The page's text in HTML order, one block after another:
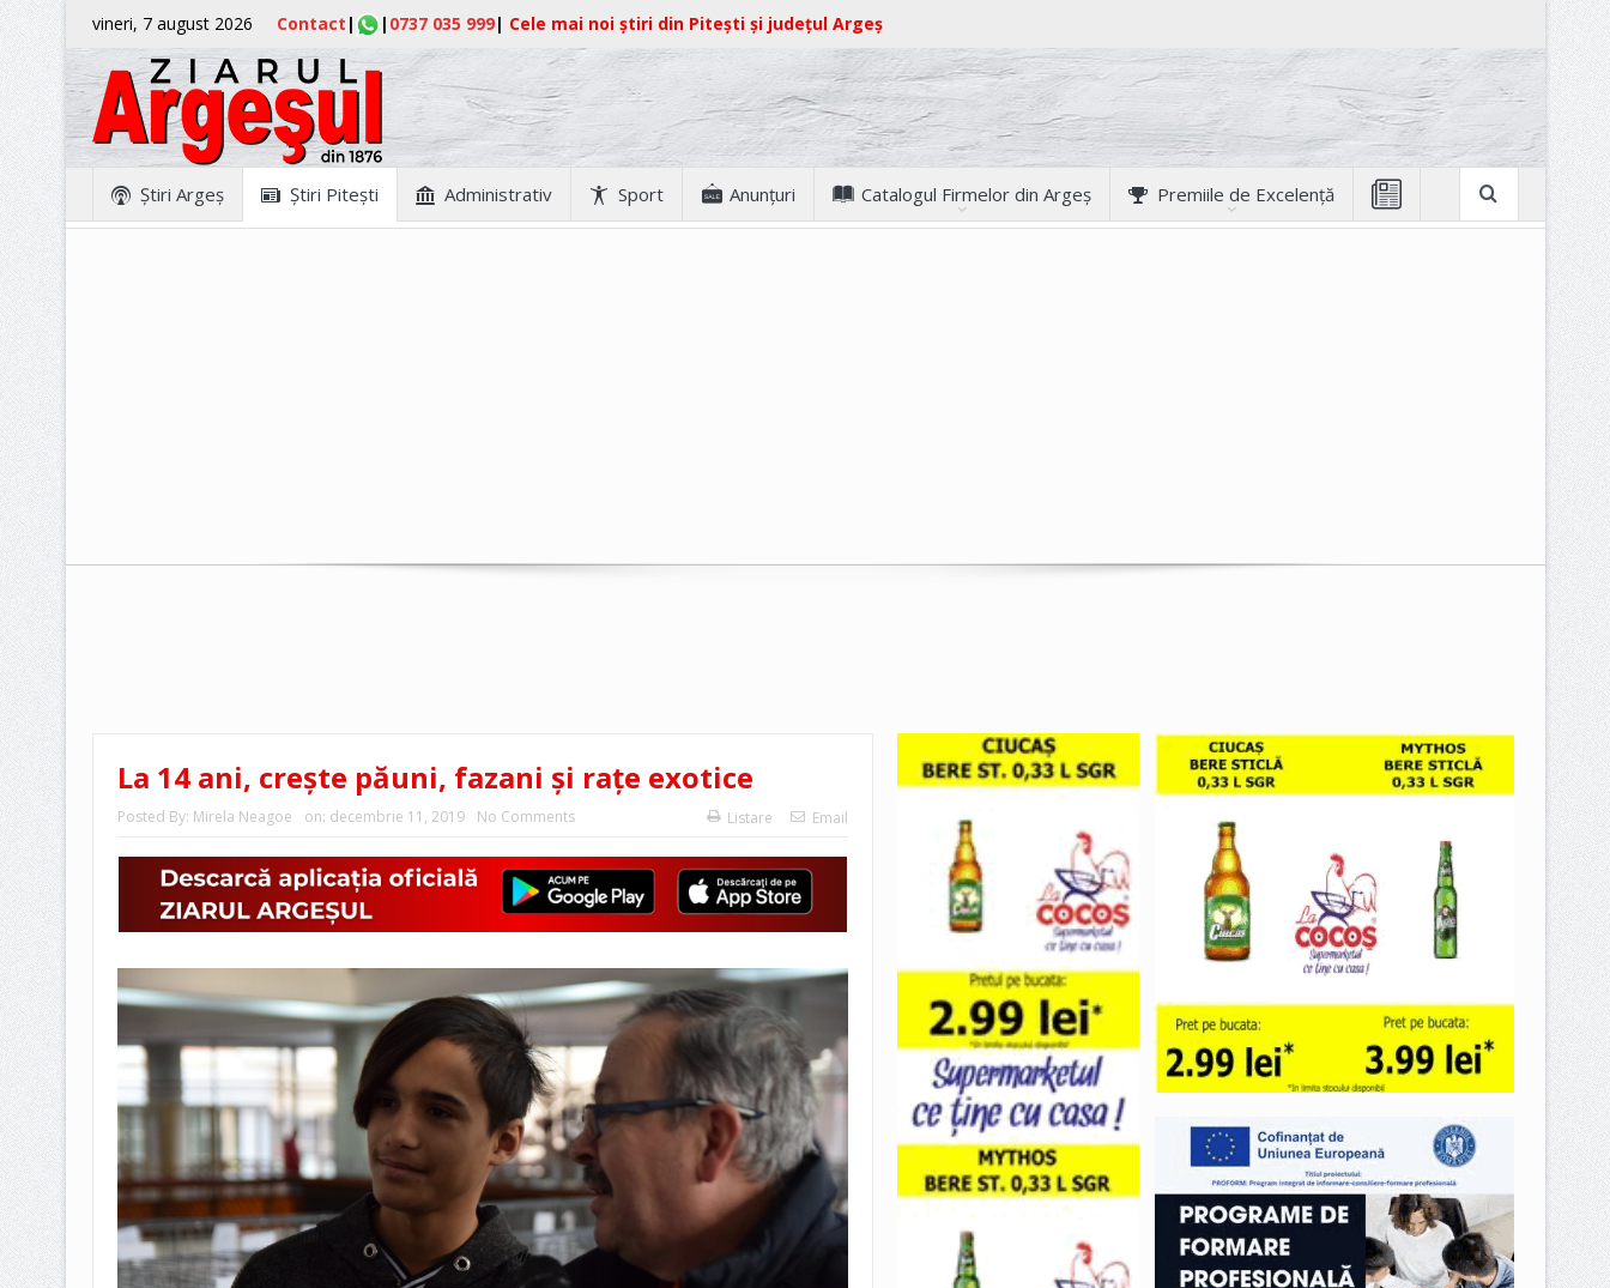
vineri, 7 august 2026 Contact | | 0737 035 999| Cele mai noi știri din Pitești și județul Argeș
Ştiri Argeş Ştiri Piteşti Administrativ Sport Anunţuri Catalogul Firmelor din Argeș Premiile de Excelență
La 14 ani, creşte păuni, fazani şi raţe exotice
Posted By: Mirela Neagoe on: decembrie 11, 2019 No Comments Listare Email